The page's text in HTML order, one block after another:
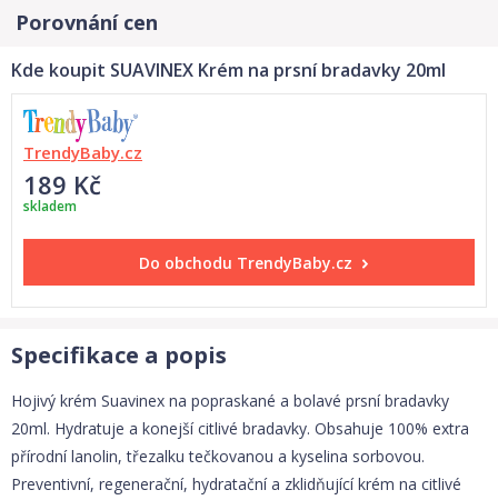
Porovnání cen
Kde koupit SUAVINEX Krém na prsní bradavky 20ml
TrendyBaby.cz
189 Kč
skladem
Do obchodu TrendyBaby.cz
Specifikace a popis
Hojivý krém Suavinex na popraskané a bolavé prsní bradavky
20ml. Hydratuje a konejší citlivé bradavky. Obsahuje 100% extra
přírodní lanolin, třezalku tečkovanou a kyselina sorbovou.
Preventivní, regenerační, hydratační a zklidňující krém na citlivé